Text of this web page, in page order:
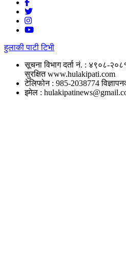
हुलाकी पाटी टिभी
सूचना विभाग दर्ता नं. : ४९०८-
सुरक्षित www.hulakipati.com
टेलिफोन : 985-2038774
इमेल :